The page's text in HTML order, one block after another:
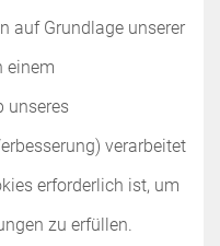
auf Grundlage unserer
einem
unseres
verarbeitet
erforderlich ist, um
zu erfüllen.